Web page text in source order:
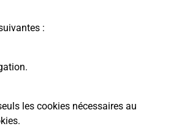
:
les cookies nécessaires au
.